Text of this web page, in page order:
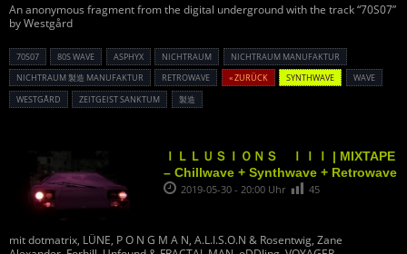
An anonymous fragment from the digital underground with the track “70S07”
by Westgård
70S07 80S WAVE ASPHYX NICHTRAUM
NICHTRAUM MANUFAKTUR
NICHTRAUM 製造 MANUFAKTUR
RETROWAVE « ZURÜCK SYNTHWAVE
WAVE
WESTGÅRD
ZEITGEIST SANKTUM 製造
ＩＬＬＵＳＩＯＮＳ ＩＩＩ | MIXTAPE
– Chillwave + Synthwave + Retrowave
2019-05-30 - 20:00 Uhr 45
mit dotmatrix, LÜNE, P O N G M A N, A.L.I.S.O.N & Rosentwig, Zane